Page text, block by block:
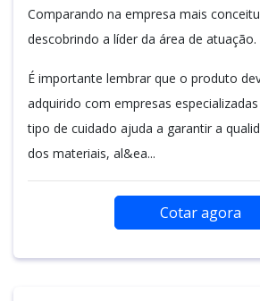
Comparando na empresa mais
descobrindo a líder da área de atuação.
É importante lembrar que o produto
adquirido com empresas
tipo de cuidado ajuda a garantir a
dos materiais, al&ea...
Cotar agora